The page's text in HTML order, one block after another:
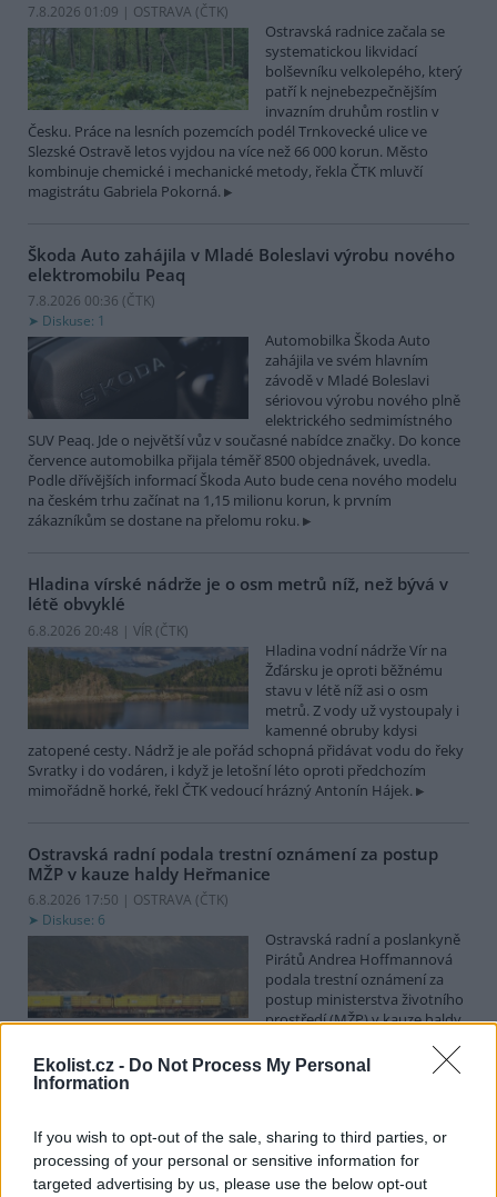
Ekolist.cz - Do Not Process My Personal
Information
If you wish to opt-out of the sale, sharing to third parties, or
processing of your personal or sensitive information for
targeted advertising by us, please use the below opt-out
7.8.2026 01:09 | OSTRAVA (ČTK)
Ostravská radnice začala se
systematickou likvidací
bolševníku velkolepého, který
patří k nejnebezpečnějším
invazním druhům rostlin v
Česku. Práce na lesních pozemcích podél Trnkovecké ulice ve
Slezské Ostravě letos vyjdou na více než 66 000 korun. Město
kombinuje chemické i mechanické metody, řekla ČTK mluvčí
magistrátu Gabriela Pokorná.
Škoda Auto zahájila v Mladé Boleslavi výrobu nového
elektromobilu Peaq
7.8.2026 00:36 (ČTK)
Diskuse: 1
Automobilka Škoda Auto
zahájila ve svém hlavním
závodě v Mladé Boleslavi
sériovou výrobu nového plně
elektrického sedmimístného
SUV Peaq. Jde o největší vůz v současné nabídce značky. Do konce
července automobilka přijala téměř 8500 objednávek, uvedla.
Podle dřívějších informací Škoda Auto bude cena nového modelu
na českém trhu začínat na 1,15 milionu korun, k prvním
zákazníkům se dostane na přelomu roku.
Hladina vírské nádrže je o osm metrů níž, než bývá v
létě obvyklé
6.8.2026 20:48 | VÍR (ČTK)
Hladina vodní nádrže Vír na
Žďársku je oproti běžnému
stavu v létě níž asi o osm
metrů. Z vody už vystoupaly i
kamenné obruby kdysi
zatopené cesty. Nádrž je ale pořád schopná přidávat vodu do řeky
Svratky i do vodáren, i když je letošní léto oproti předchozím
mimořádně horké, řekl ČTK vedoucí hrázný Antonín Hájek.
Ostravská radní podala trestní oznámení za postup
MŽP v kauze haldy Heřmanice
6.8.2026 17:50 | OSTRAVA (ČTK)
Diskuse: 6
Ostravská radní a poslankyně
Pirátů Andrea Hoffmannová
podala trestní oznámení za
postup ministerstva životního
prostředí (MŽP) v kauze haldy
pirátská strana. Požaduje, aby policie prověřila okolnosti odebrání
případu České inspekci životního prostředí (ČIŽP) a zastavení řízení.
dalším osobám, jejichž účast na popsaném postupu může být
zjištěna prověřováním. Stanovisko MŽP a ČIŽP ČTK shání.